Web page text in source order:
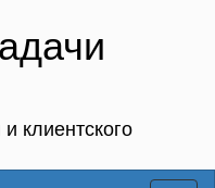
клиентского